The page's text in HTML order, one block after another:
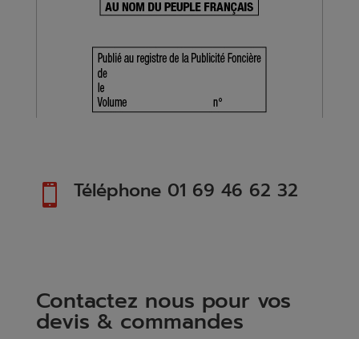
 Téléphone 01 69 46 62 32
Contactez nous pour vos
devis & commandes